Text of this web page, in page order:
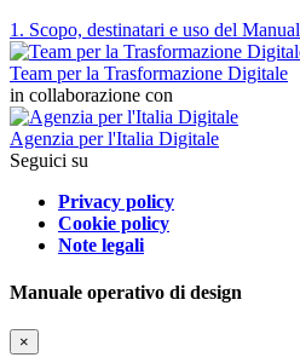
1. Scopo, destinatari e uso del
Team per la Trasformazione Digitale
in collaborazione con
Agenzia per l'Italia Digitale
Seguici su
Privacy policy
Cookie policy
Note legali
Manuale operativo di design
×